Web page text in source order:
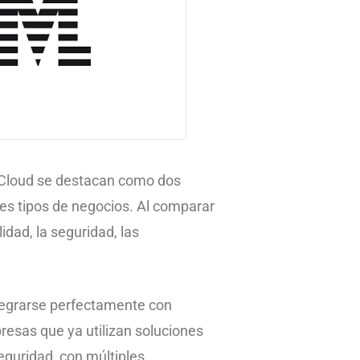
se destacan como dos
tipos de negocios. Al comparar
la seguridad, las
perfectamente con
que ya utilizan soluciones
con múltiples